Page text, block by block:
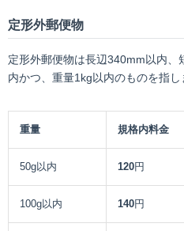
定形外郵便物
定形外郵便物は長辺340mm以内
内かつ、重量1kg以内のものを指し
重量 規格内料金
50g以内 120円
100g以内 140円